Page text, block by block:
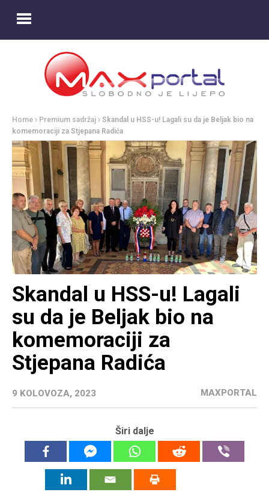
Home Premium sadržaj
Skandal u HSS-u! Lagali su da je Beljak bio na
komemoraciji za Stjepana Radića
Skandal u HSS-u! Lagali
su da je Beljak bio na
komemoraciji za
Stjepana Radića
9 KOLOVOZA, 2023 MAXPORTAL
Širi dalje